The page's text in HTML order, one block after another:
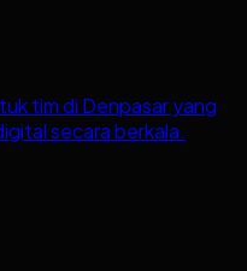
tim di Denpasar yang
secara berkala.